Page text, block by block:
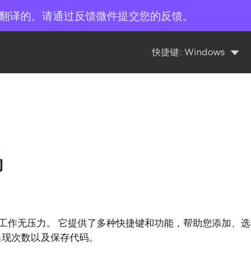
译的。请通过反馈微件提交您的反馈。
快捷键: Windows
作无压力。 它提供了多种快捷键和功能，帮助您添加、选
次数以及保存代码。